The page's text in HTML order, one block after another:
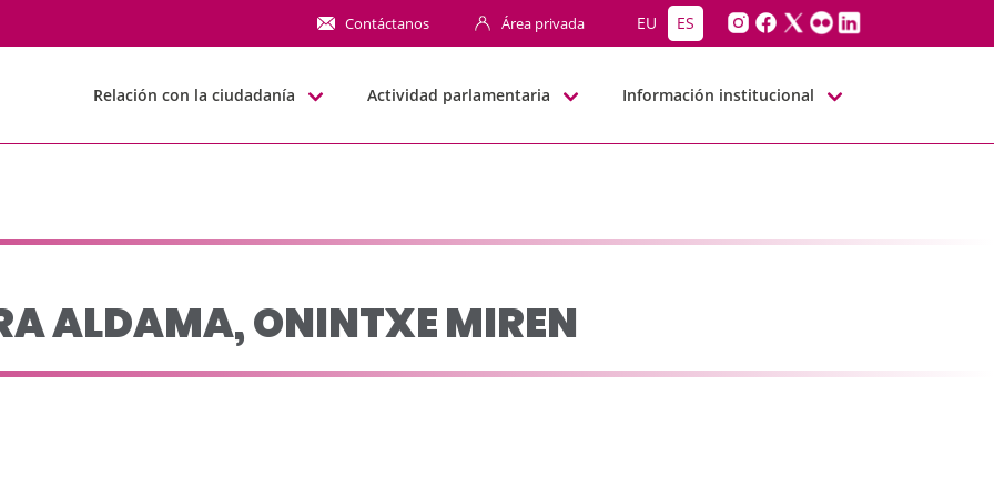
MIREN - JJGG-BBNN
Contáctanos Área privada EU ES
Relación con la ciudadanía Actividad parlamentaria Información institucional
ALDAMA, ONINTXE MIREN